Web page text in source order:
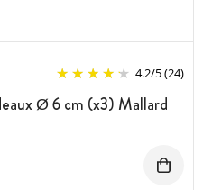
4.2/5(24)
Ø 6 cm (x3) Mallard